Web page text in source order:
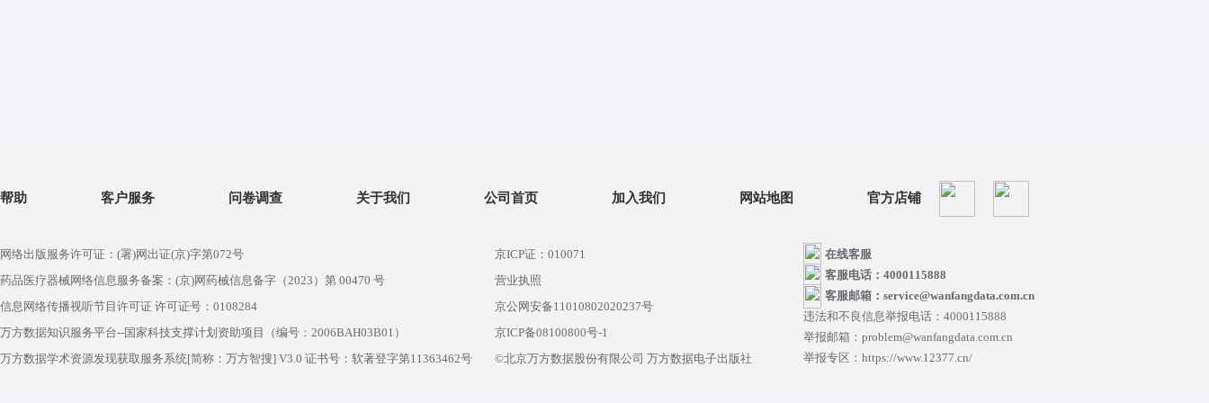
帮助 客户服务 问卷调查 关于我们 公司首页 加入我们 网站地图 官方店铺
网络出版服务许可证：(署)网出证(京)字第072号
药品医疗器械网络信息服务备案：(京)网药械信息备字（2023）第 00470 号
信息网络传播视听节目许可证 许可证号：0108284
万方数据知识服务平台--国家科技支撑计划资助项目（编号：2006BAH03B01）
万方数据学术资源发现获取服务系统[简称：万方智搜] V3.0 证书号：软著登字第11363462号
京ICP证：010071
营业执照
京公网安备11010802020237号
京ICP备08100800号-1
©北京万方数据股份有限公司 万方数据电子出版社
在线客服
客服电话：4000115888
客服邮箱：service@wanfangdata.com.cn
违法和不良信息举报电话：4000115888
举报邮箱：problem@wanfangdata.com.cn
举报专区：https://www.12377.cn/